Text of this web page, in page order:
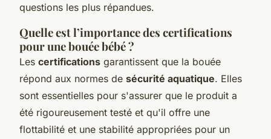
questions les plus répandues.
Quelle est l’importance des certifications
pour une bouée bébé ?
Les certifications garantissent que la bouée
répond aux normes de sécurité aquatique. Elles
sont essentielles pour s'assurer que le produit a
été rigoureusement testé et qu'il offre une
flottabilité et une stabilité appropriées pour un